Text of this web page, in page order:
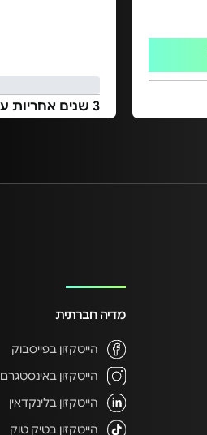
3 שנים אחריות ע"י ברייטקום בע"מ
מדיה חברתית
הייטקזון בפייסבוק
הייטקזון באינסטגרם
הייטקזון בלינקדאין
הייטקזון בטיק טוק